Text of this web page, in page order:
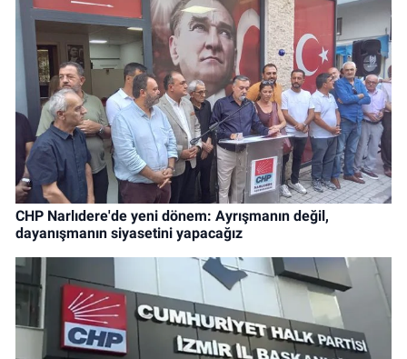
CHP Narlıdere'de yeni dönem: Ayrışmanın değil,
dayanışmanın siyasetini yapacağız